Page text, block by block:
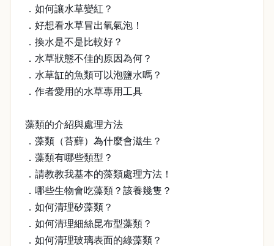
．如何讓水草變紅？
．好想看水草冒出氧氣泡！
．換水是不是比較好？
．水草狀態不佳的原因為何？
．水草缸的魚類可以泡鹽水嗎？
．作者愛用的水草專用工具
藻類的介紹與處理方法
．藻類（苔蘚）為什麼會滋生？
．藻類有哪些類型？
．請教教我基本的藻類處理方法！
．哪些生物會吃藻類？該養幾隻？
．如何清理矽藻類？
．如何清理細絲昆布型藻類？
．如何清理玻璃表面的綠藻類？